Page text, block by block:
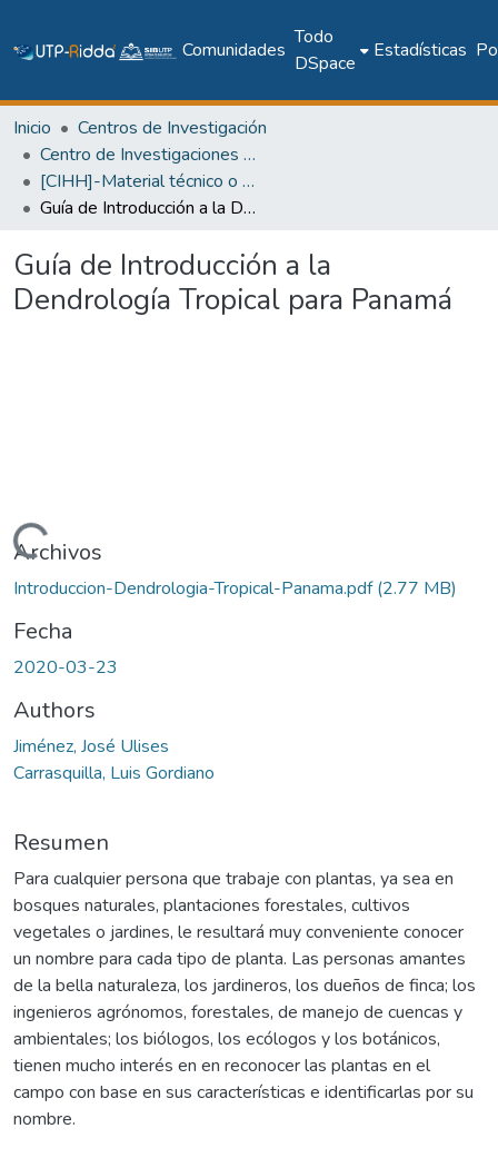
Comunidades
Todo
DSpace
Estadísticas
Inicio
Centros de Investigación
Centro de Investigaciones Hidráulicas e Hidrotécnicas
[CIHH]-Material técnico o académico
Guía de Introducción a la Dendrología Tropical para Panamá
Guía de Introducción a la
Dendrología Tropical para Panamá
Archivos
Introduccion-Dendrologia-Tropical-Panama.pdf(2.77 MB)
Fecha
2020-03-23
Authors
Jiménez, José Ulises
Carrasquilla, Luis Gordiano
Resumen
Para cualquier persona que trabaje con plantas, ya sea en
bosques naturales, plantaciones forestales, cultivos
vegetales o jardines, le resultará muy conveniente conocer
un nombre para cada tipo de planta. Las personas amantes
de la bella naturaleza, los jardineros, los dueños de finca; los
ingenieros agrónomos, forestales, de manejo de cuencas y
ambientales; los biólogos, los ecólogos y los botánicos,
tienen mucho interés en en reconocer las plantas en el
campo con base en sus características e identificarlas por su
nombre.